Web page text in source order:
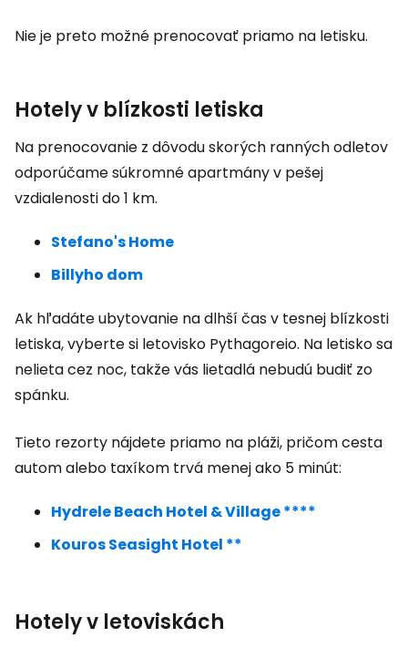
Nie je preto možné prenocovať priamo na letisku.
Hotely v blízkosti letiska
Na prenocovanie z dôvodu skorých ranných odletov
odporúčame súkromné apartmány v pešej
vzdialenosti do 1 km.
Stefano's Home
Billyho dom
Ak hľadáte ubytovanie na dlhší čas v tesnej blízkosti
letiska, vyberte si letovisko Pythagoreio. Na letisko sa
nelieta cez noc, takže vás lietadlá nebudú budiť zo
spánku.
Tieto rezorty nájdete priamo na pláži, pričom cesta
autom alebo taxíkom trvá menej ako 5 minút:
Hydrele Beach Hotel & Village ****
Kouros Seasight Hotel **
Hotely v letoviskách